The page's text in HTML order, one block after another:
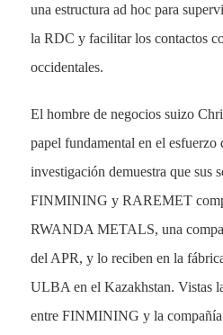
una estructura ad hoc para
la RDC y facilitar los contactos
occidentales.
El hombre de negocios suizo
papel fundamental en el
investigación demuestra que sus
FINMINING y RAREMET
RWANDA METALS, una
del APR, y lo reciben en la
ULBA en el Kazakhstan. Vistas
entre FINMINING y la compañía